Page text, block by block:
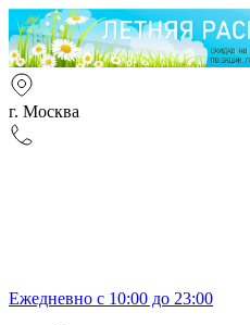
г. Москва
Ежедневно с 10:00 до 23:00